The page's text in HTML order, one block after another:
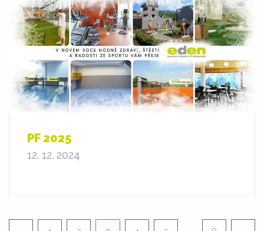
PF 2025
12. 12. 2024